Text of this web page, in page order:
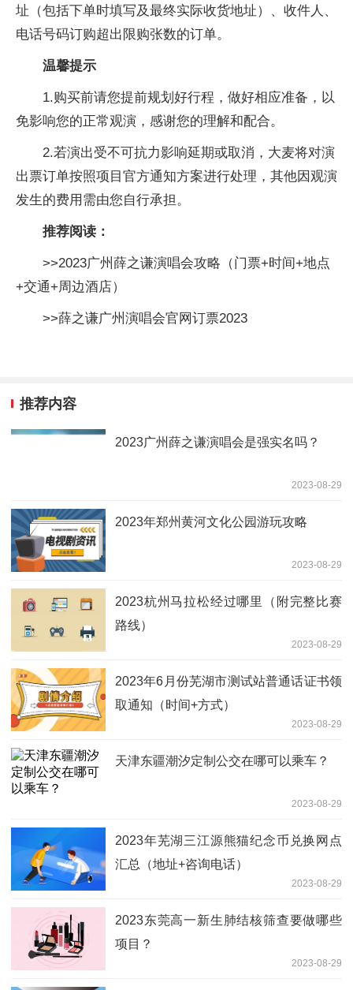
址（包括下单时填写及最终实际收货地址）、收件人、
电话号码订购超出限购张数的订单。
温馨提示
1.购买前请您提前规划好行程，做好相应准备，以
免影响您的正常观演，感谢您的理解和配合。
2.若演出受不可抗力影响延期或取消，大麦将对演
出票订单按照项目官方通知方案进行处理，其他因观演
发生的费用需由您自行承担。
推荐阅读：
>>2023广州薛之谦演唱会攻略（门票+时间+地点
+交通+周边酒店）
>>薛之谦广州演唱会官网订票2023
推荐内容
2023广州薛之谦演唱会是强实名吗？
2023-08-29
2023年郑州黄河文化公园游玩攻略
2023-08-29
2023杭州马拉松经过哪里（附完整比赛
路线）
2023-08-29
2023年6月份芜湖市测试站普通话证书领
取通知（时间+方式）
2023-08-29
天津东疆潮汐定制公交在哪可以乘车？
2023-08-29
2023年芜湖三江源熊猫纪念币兑换网点
汇总（地址+咨询电话）
2023-08-29
2023东莞高一新生肺结核筛查要做哪些
项目？
2023-08-29